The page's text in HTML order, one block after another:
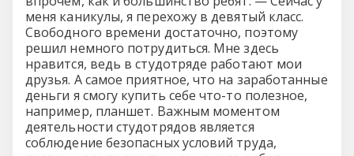
меня каникулы, я перехожу в девятый класс.
Свободного времени достаточно, поэтому
решил немного потрудиться. Мне здесь
нравится, ведь в студотряде работают мои
друзья. А самое приятное, что на заработанные
деньги я смогу купить себе что-то полезное,
например, планшет. Важным моментом
деятельности студотрядов является
соблюдение безопасных условий труда,